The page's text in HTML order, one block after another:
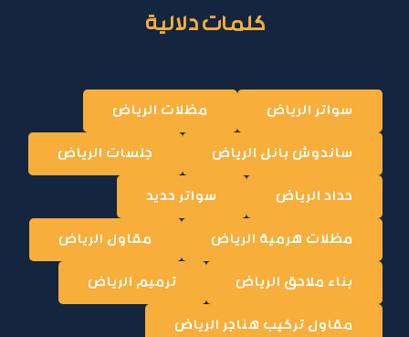
كلمات دلالية
سواتر الرياض
مظلات الرياض
ساندوش بانل الرياض
جلسات الرياض
حداد الرياض
سواتر حديد
مظلات هرمية الرياض
مقاول الرياض
بناء ملاحق الرياض
ترميم الرياض
مقاول تركيب هناجر الرياض